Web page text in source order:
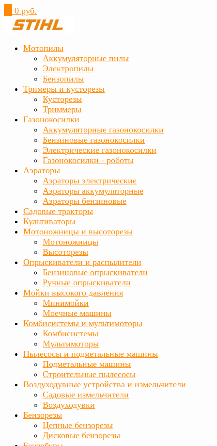
0 руб.
Мотопилы
Аккумуляторные пилы
Электропилы
Бензопилы
Тримеры и кусторезы
Кусторезы
Триммеры
Газонокосилки
Аккумуляторные газонокосилки
Бензиновые газонокосилки
Электрические газонокосилки
Газонокосилки - роботы
Аэраторы
Аэраторы электрические
Аэраторы аккумуляторные
Аэраторы бензиновые
Садовые тракторы
Культиваторы
Мотоножницы и высоторезы
Мотоножницы
Высоторезы
Опрыскиватели и распылители
Бензиновые опрыскиватели
Ручные опрыскиватели
Мойки высокого давления
Минимойки
Моечные машины
Комбисистемы и мультимоторы
Комбисистемы
Мультимоторы
Пылесосы и подметальные машины
Подметальные машины
Строительные пылесосы
Воздуходувные устройства и измельчители
Садовые измельчители
Воздуходувки
Бензорезы
Цепные бензорезы
Дисковые бензорезы